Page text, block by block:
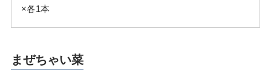
×各1本
まぜちゃい菜